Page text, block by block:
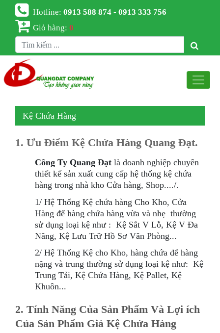
Hotline:0913 588 874 - 0913 333 756
Giỏ hàng:0
Kệ Chứa Hàng
1. Ưu Điểm Kệ Chứa Hàng Quang Đạt.
Công Ty Quang Đạt là doanh nghiệp chuyên
thiết kế sản xuất cung cấp hệ thống kệ chứa
hàng trong nhà kho Cửa hàng, Shop..../.
1/ Hệ Thống Kệ chứa hàng Cho Kho, Cửa
Hàng để hàng chứa hàng vừa và nhẹ thường
sử dụng loại kệ như : Kệ Sắt V Lỗ, Kệ V Đa
Năng, Kệ Lưu Trữ Hồ Sơ Văn Phòng...
2/ Hệ Thống Kệ cho Kho, hàng chứa để hàng
nặng và trung thường sử dụng loại kệ như: Kệ
Trung Tải, Kệ Chứa Hàng, Kệ Pallet, Kệ
Khuôn...
2. Tính Năng Của Sản Phẩm Và Lợi ích
Của Sản Phẩm Giá Kệ Chứa Hàng